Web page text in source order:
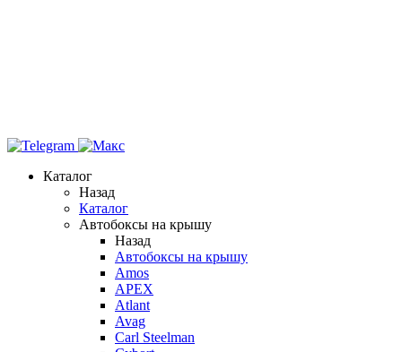
Каталог
Назад
Каталог
Автобоксы на крышу
Назад
Автобоксы на крышу
Amos
APEX
Atlant
Avag
Carl Steelman